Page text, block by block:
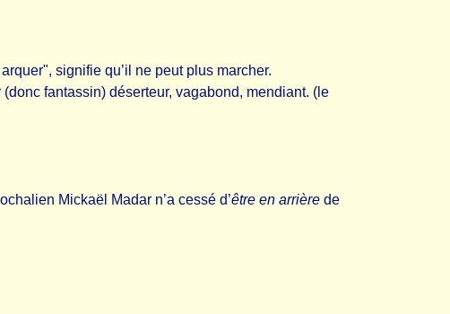
signifie qu’il ne peut plus marcher.
(donc fantassin) déserteur, vagabond, mendiant. (le
Mickaël Madar n’a cessé d’être en arrière de